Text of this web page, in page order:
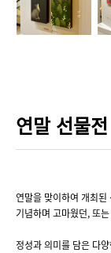
연말 선물
연말을 맞이하여 개최
기념하며 고마웠던, 또
정성과 의미를 담은 다